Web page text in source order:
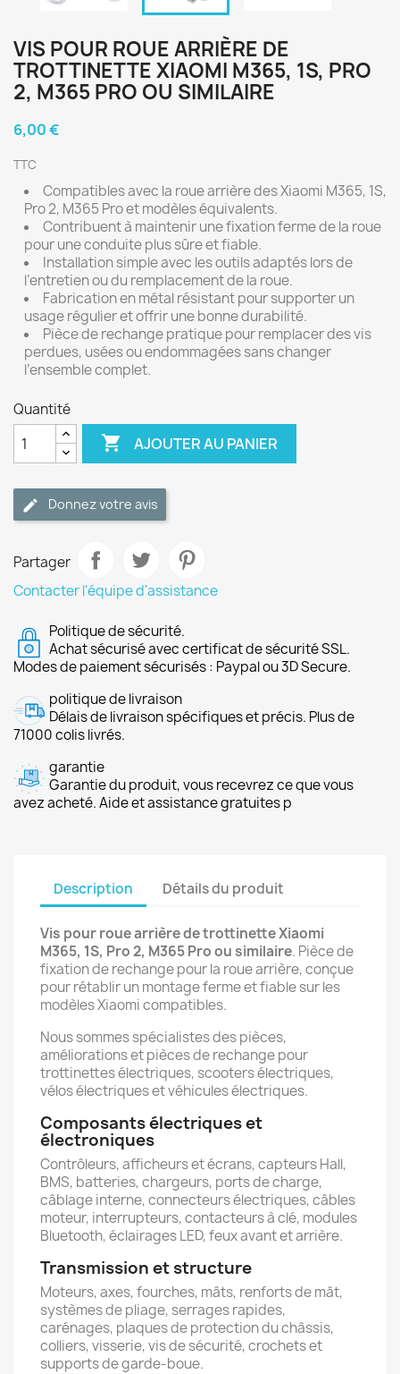
VIS POUR ROUE ARRIÈRE DE
TROTTINETTE XIAOMI M365, 1S, PRO
2, M365 PRO OU SIMILAIRE
6,00 €
TTC
Compatibles avec la roue arrière des Xiaomi M365, 1S,
Pro 2, M365 Pro et modèles équivalents.
Contribuent à maintenir une fixation ferme de la roue
pour une conduite plus sûre et fiable.
Installation simple avec les outils adaptés lors de
l’entretien ou du remplacement de la roue.
Fabrication en métal résistant pour supporter un
usage régulier et offrir une bonne durabilité.
Pièce de rechange pratique pour remplacer des vis
perdues, usées ou endommagées sans changer
l’ensemble complet.
Quantité
 AJOUTER AU PANIER
Donnez votre avis
Partager
Contacter l'équipe d'assistance
Politique de sécurité.
Achat sécurisé avec certificat de sécurité SSL.
Modes de paiement sécurisés : Paypal ou 3D Secure.
politique de livraison
Délais de livraison spécifiques et précis. Plus de
71000 colis livrés.
garantie
Garantie du produit, vous recevrez ce que vous
avez acheté. Aide et assistance gratuites p
Description Détails du produit
Vis pour roue arrière de trottinette Xiaomi
M365, 1S, Pro 2, M365 Pro ou similaire. Pièce de
fixation de rechange pour la roue arrière, conçue
pour rétablir un montage ferme et fiable sur les
modèles Xiaomi compatibles.
Nous sommes spécialistes des pièces,
améliorations et pièces de rechange pour
trottinettes électriques, scooters électriques,
vélos électriques et véhicules électriques.
Composants électriques et
électroniques
Contrôleurs, afficheurs et écrans, capteurs Hall,
BMS, batteries, chargeurs, ports de charge,
câblage interne, connecteurs électriques, câbles
moteur, interrupteurs, contacteurs à clé, modules
Bluetooth, éclairages LED, feux avant et arrière.
Transmission et structure
Moteurs, axes, fourches, mâts, renforts de mât,
systèmes de pliage, serrages rapides,
carénages, plaques de protection du châssis,
colliers, visserie, vis de sécurité, crochets et
supports de garde-boue.